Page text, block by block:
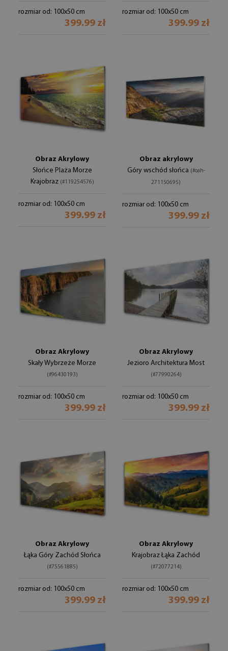
rozmiar od: 100x50 cm
399.99 zł
rozmiar od: 100x50 cm
399.99 zł
Obraz Akrylowy
Słońce Plaża Morze
Krajobraz (#119254576)
rozmiar od: 100x50 cm
399.99 zł
Obraz akrylowy
Góry wschód słońca (#oah-
271150695)
rozmiar od: 100x50 cm
399.99 zł
Obraz Akrylowy
Skały Wybrzeże Morze
(#96430193)
rozmiar od: 100x50 cm
399.99 zł
Obraz Akrylowy
Jezioro Architektura Most
(#77990264)
rozmiar od: 100x50 cm
399.99 zł
Obraz Akrylowy
Łąka Góry Zachód Słońca
(#75561885)
rozmiar od: 100x50 cm
399.99 zł
Obraz Akrylowy
Krajobraz Łąka Zachód
(#72077214)
rozmiar od: 100x50 cm
399.99 zł